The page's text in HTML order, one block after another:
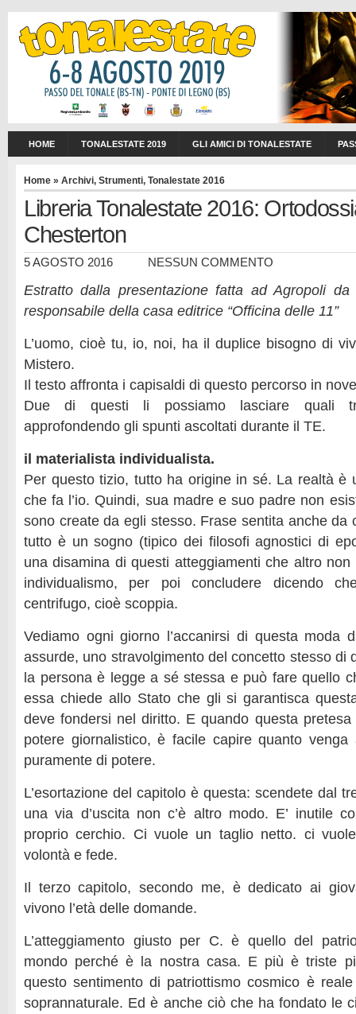
HOME TONALESTATE 2019 GLI AMICI DI TONALESTATE
Home » Archivi, Strumenti, Tonalestate 2016
Libreria Tonalestate 2016:
Chesterton
5 AGOSTO 2016 NESSUN COMMENTO
Estratto dalla presentazione fatta ad Agropoli
responsabile della casa editrice “Officina delle 11”
L’uomo, cioè tu, io, noi, ha il duplice bisogno di
Mistero.
Il testo affronta i capisaldi di questo percorso in
Due di questi li possiamo lasciare quali
approfondendo gli spunti ascoltati durante il TE.
il materialista individualista.
Per questo tizio, tutto ha origine in sé. La realtà è
che fa l’io. Quindi, sua madre e suo padre non
sono create da egli stesso. Frase sentita anche da
tutto è un sogno (tipico dei filosofi agnostici di
una disamina di questi atteggiamenti che altro
individualismo, per poi concludere dicendo
centrifugo, cioè scoppia.
Vediamo ogni giorno l’accanirsi di questa moda
assurde, uno stravolgimento del concetto stesso di
la persona è legge a sé stessa e può fare quello
essa chiede allo Stato che gli si garantisca
deve fondersi nel diritto. E quando questa
potere giornalistico, è facile capire quanto venga
puramente di potere.
L’esortazione del capitolo è questa: scendete dal
una via d’uscita non c’è altro modo. E’ inutile
proprio cerchio. Ci vuole un taglio netto. ci
volontà e fede.
Il terzo capitolo, secondo me, è dedicato ai
vivono l’età delle domande.
L’atteggiamento giusto per C. è quello del
mondo perché è la nostra casa. E più è triste
questo sentimento di patriottismo cosmico è
soprannaturale. Ed è anche ciò che ha fondato le